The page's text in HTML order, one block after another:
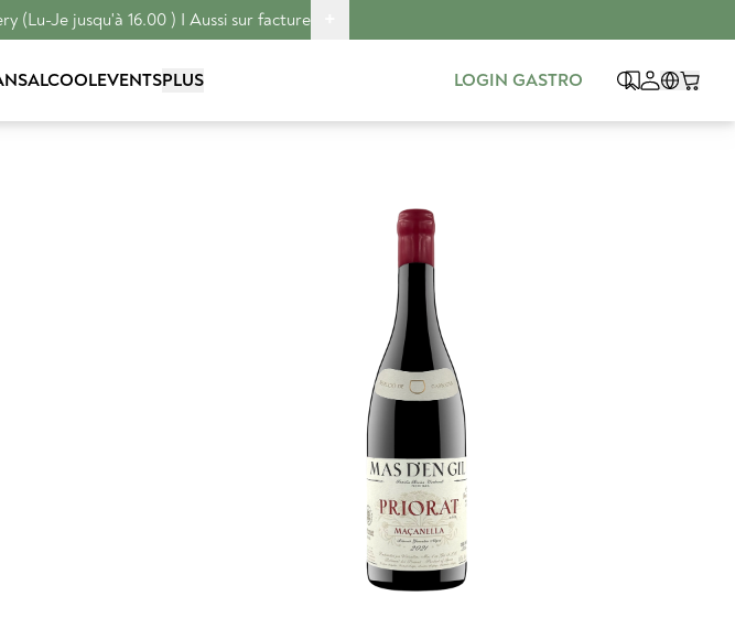
(Lu-Je jusqu'à 16.00 ) I Aussi sur facture
EVENTSPLUS LOGIN GASTRO